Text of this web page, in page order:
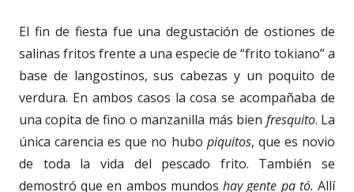
El fin de fiesta fue una degustación de ostiones de
salinas fritos frente a una especie de “frito tokiano” a
base de langostinos, sus cabezas y un poquito de
verdura. En ambos casos la cosa se acompañaba de
una copita de fino o manzanilla más bien fresquito. La
única carencia es que no hubo piquitos, que es novio
de toda la vida del pescado frito. También se
demostró que en ambos mundoshay gente pa tó. Allí